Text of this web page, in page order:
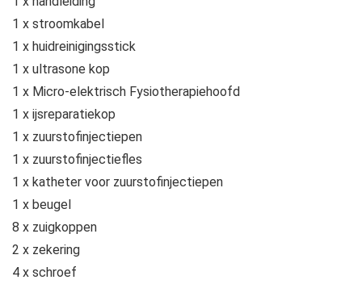
1 x stroomkabel
1 x huidreinigingsstick
1 x ultrasone kop
1 x Micro-elektrisch Fysiotherapiehoofd
1 x ijsreparatiekop
1 x zuurstofinjectiepen
1 x zuurstofinjectiefles
1 x katheter voor zuurstofinjectiepen
1 x beugel
8 x zuigkoppen
2 x zekering
4 x schroef